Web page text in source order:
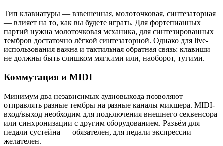
Тип клавиатуры — взвешенная, молоточковая, синтезаторная
— влияет на то, как вы будете играть. Для фортепианных
партий нужна молоточковая механика, для синтезированных
тембров достаточно лёгкой синтезаторной. Однако для live-
использования важна и тактильная обратная связь: клавиши
не должны быть слишком мягкими или, наоборот, тугими.
Коммутация и MIDI
Минимум два независимых аудиовыхода позволяют
отправлять разные тембры на разные каналы микшера. MIDI-
вход/выход необходим для подключения внешнего секвенсора
или синхронизации с другим оборудованием. Разъём для
педали сустейна — обязателен, для педали экспрессии —
желателен.